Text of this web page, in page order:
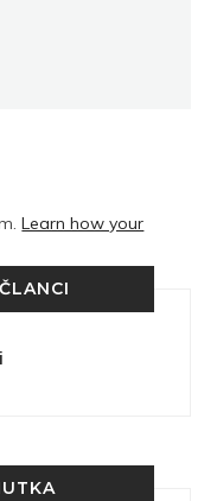
Learn how your